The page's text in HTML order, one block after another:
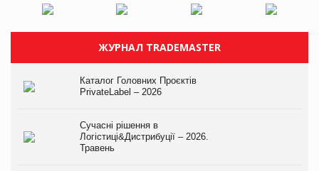
ЖУРНАЛ TRADEMASTER
Каталог Головних Проєктів
PrivateLabel – 2026
Сучасні рішення в
Логістиці&Дистрибуції – 2026.
Травень